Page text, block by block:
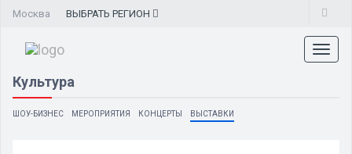
Москва ВЫБРАТЬ РЕГИОН
Культура
ШОУ-БИЗНЕС МЕРОПРИЯТИЯ КОНЦЕРТЫ ВЫСТАВКИ